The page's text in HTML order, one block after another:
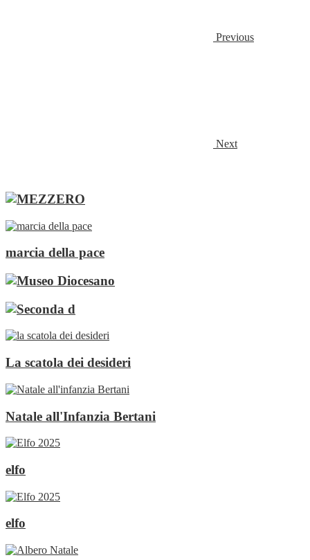
Previous
Next
marcia della pace
La scatola dei desideri
Natale all'Infanzia Bertani
elfo
elfo